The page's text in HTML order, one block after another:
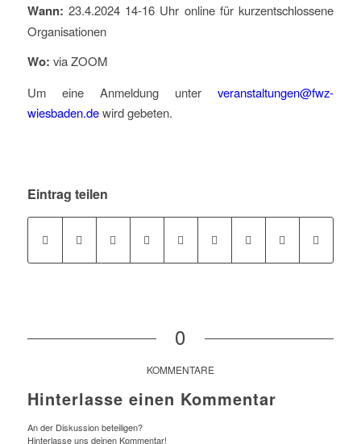
Wann: 23.4.2024 14-16 Uhr online für kurzentschlossene
Organisationen
Wo: via ZOOM
Um eine Anmeldung unterveranstaltungen@fwz-
wiesbaden.dewird gebeten.
Eintrag teilen
0
KOMMENTARE
Hinterlasse einen Kommentar
An der Diskussion beteiligen?
Hinterlasse uns deinen Kommentar!